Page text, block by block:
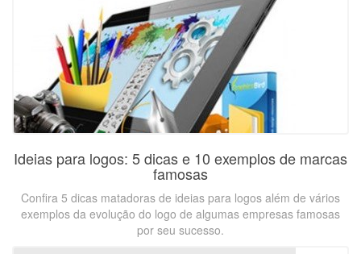
Ideias para logos: 5 dicas e 10 exemplos de marcas
famosas
Confira 5 dicas matadoras de ideias para logos além de vários
exemplos da evolução do logo de algumas empresas famosas
por seu sucesso.